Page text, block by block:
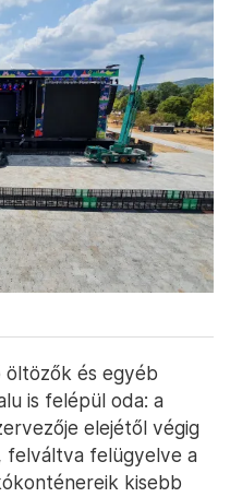
öltözők és egyéb
is felépül oda: a
elejétől végig
felváltva felügyelve a
kisebb